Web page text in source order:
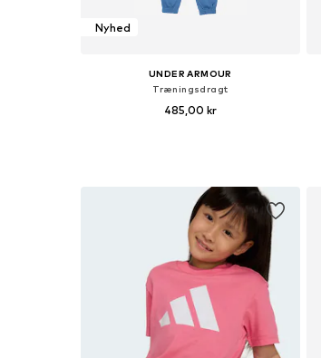
Nyhed
UNDER ARMOUR
Træningsdragt
485,00 kr